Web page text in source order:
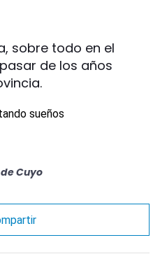
sobre todo en el
de los años
Cuyo